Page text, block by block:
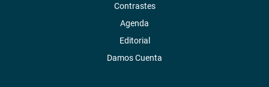
Contrastes
Agenda
Editorial
Damos Cuenta